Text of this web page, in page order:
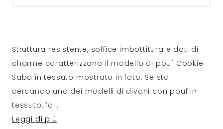
Struttura resistente, soffice imbottitura e doti di
charme caratterizzano il modello di pouf Cookie
Saba in tessuto mostrato in foto. Se stai
cercando uno dei modelli di divani con pouf in
tessuto, fa...
Leggi di più